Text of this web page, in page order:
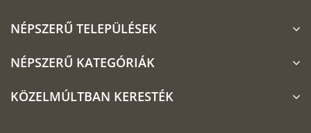
NÉPSZERŰ TELEPÜLÉSEK
NÉPSZERŰ KATEGÓRIÁK
KÖZELMÚLTBAN KERESTÉK